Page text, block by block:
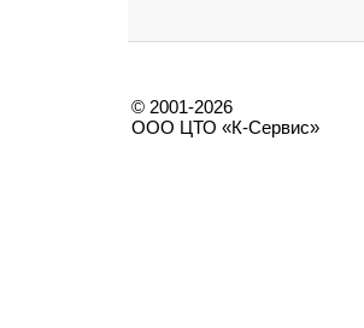
© 2001-2026
ООО ЦТО «К-Сервис»